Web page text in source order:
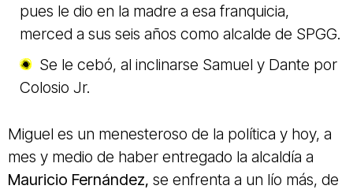
pues le dio en la madre a esa franquicia,
merced a sus seis años como alcalde de SPGG.
Se le cebó, al inclinarse Samuel y Dante por
Colosio Jr.
Miguel es un menesteroso de la política y hoy, a
mes y medio de haber entregado la alcaldía a
Mauricio Fernández, se enfrenta a un lío más, de